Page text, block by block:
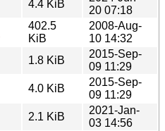
4.4 KiB
20 07:18
402.5
KiB
2008-Aug-
10 14:32
1.8 KiB
2015-Sep-
09 11:29
4.0 KiB
2015-Sep-
09 11:29
2.1 KiB
2021-Jan-
03 14:56